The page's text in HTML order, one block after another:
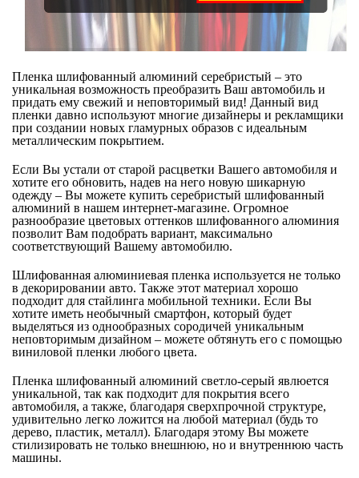
Пленка шлифованный алюминий серебристый – это
уникальная возможность преобразить Ваш автомобиль и
придать ему свежий и неповторимый вид! Данный вид
пленки давно используют многие дизайнеры и рекламщики
при создании новых гламурных образов с идеальным
металлическим покрытием.
Если Вы устали от старой расцветки Вашего автомобиля и
хотите его обновить, надев на него новую шикарную
одежду – Вы можете купить серебристый шлифованный
алюминий в нашем интернет-магазине. Огромное
разнообразие цветовых оттенков шлифованного алюминия
позволит Вам подобрать вариант, максимально
соответствующий Вашему автомобилю.
Шлифованная алюминиевая пленка используется не только
в декорировании авто. Также этот материал хорошо
подходит для стайлинга мобильной техники. Если Вы
хотите иметь необычный смартфон, который будет
выделяться из однообразных сородичей уникальным
неповторимым дизайном – можете обтянуть его с помощью
виниловой пленки любого цвета.
Пленка шлифованный алюминий светло-серый явлюется
уникальной, так как подходит для покрытия всего
автомобиля, а также, благодаря сверхпрочной структуре,
удивительно легко ложится на любой материал (будь то
дерево, пластик, металл). Благодаря этому Вы можете
стилизировать не только внешнюю, но и внутреннюю часть
машины.